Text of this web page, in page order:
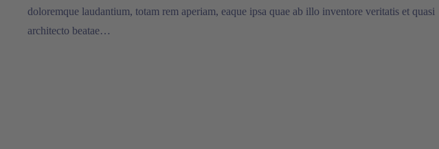
doloremque laudantium, totam rem aperiam, eaque ipsa quae ab illo inventore veritatis et quasi
architecto beatae…